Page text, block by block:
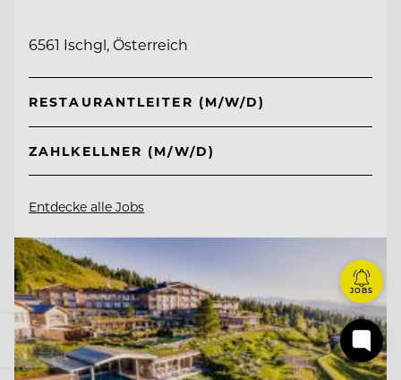
6561 Ischgl, Österreich
RESTAURANTLEITER (M/W/D)
ZAHLKELLNER (M/W/D)
Entdecke alle Jobs
JOBS